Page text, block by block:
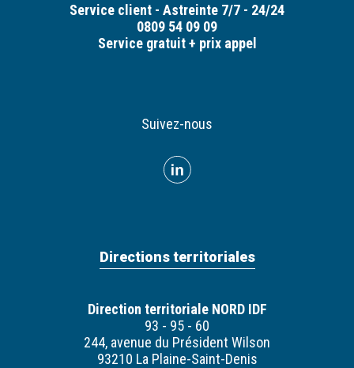
Service client - Astreinte 7/7 - 24/24
0809 54 09 09
Service gratuit + prix appel
Suivez-nous
Directions territoriales
Direction territoriale NORD IDF
93 - 95 - 60
244, avenue du Président Wilson
93210 La Plaine-Saint-Denis